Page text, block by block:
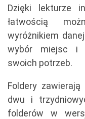
Dzięki lekturze
łatwością
wyróżnikiem
wybór miejsc i
swoich potrzeb.
Foldery
dwu i
folderów w